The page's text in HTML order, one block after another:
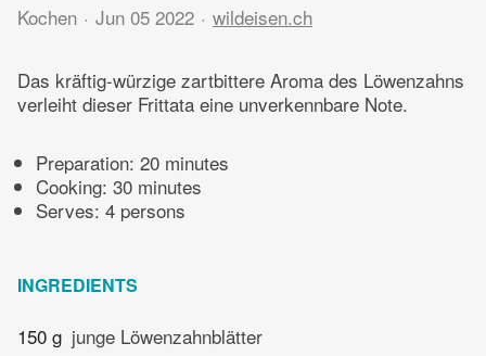
Kochen Jun 05 2022 wildeisen.ch
Das kräftig-würzige zartbittere Aroma des Löwenzahns
verleiht dieser Frittata eine unverkennbare Note.
Preparation: 20 minutes
Cooking: 30 minutes
Serves: 4 persons
INGREDIENTS
150 g junge Löwenzahnblätter